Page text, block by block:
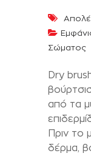
Σώματος
Dry
από τα
Πριν το
δέρμα,